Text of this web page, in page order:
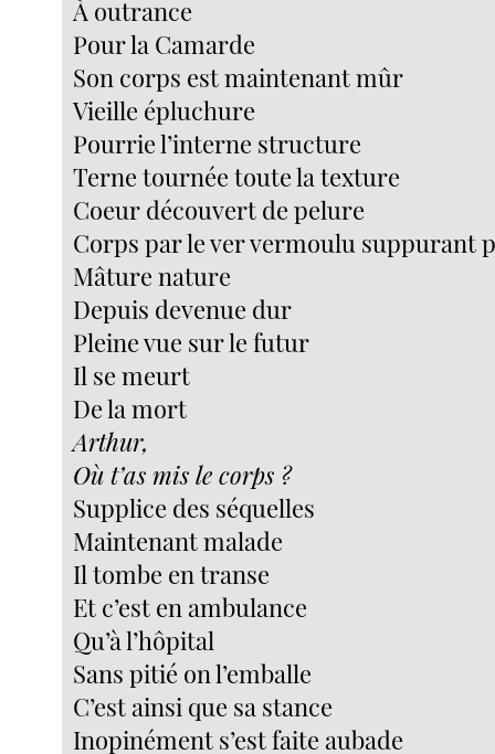
À outrance
Pour la Camarde
Son corps est maintenant mûr
Vieille épluchure
Pourrie l’interne structure
Terne tournée toute la texture
Coeur découvert de pelure
Corps par le ver vermoulu suppurant
Mâture nature
Depuis devenue dur
Pleine vue sur le futur
Il se meurt
De la mort
Arthur,
Où t’as mis le corps ?
Supplice des séquelles
Maintenant malade
Il tombe en transe
Et c’est en ambulance
Qu’à l’hôpital
Sans pitié on l’emballe
C’est ainsi que sa stance
Inopinément s’est faite aubade